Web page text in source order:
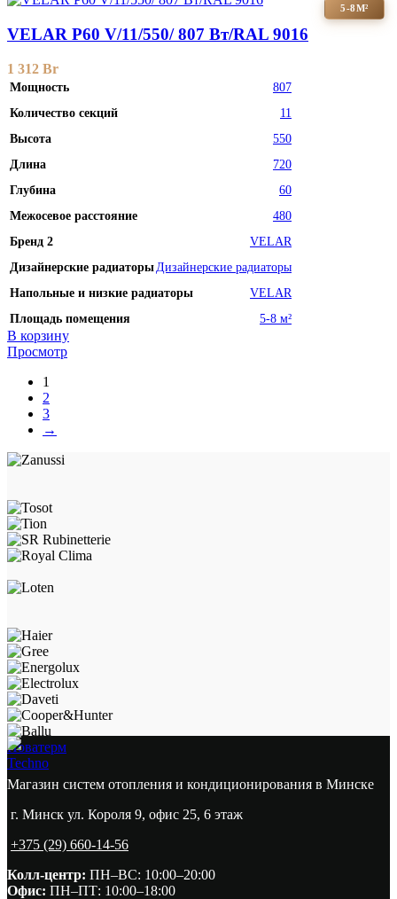
5-8М²
VELAR P60 V/11/550/ 807 Bт/RAL 9016
1 312 Br
Мощность
807
Количество секций
11
Высота
550
Длина
720
Глубина
60
Межосевое расстояние
480
Бренд 2
VELAR
Дизайнерские радиаторыДизайнерские радиаторы
Напольные и низкие радиаторы
VELAR
Площадь помещения
5-8 м²
В корзину
Просмотр
1
2
3
→
Новатерм
Techno
Магазин систем отопления и кондиционирования в Минске
г. Минск ул. Короля 9, офис 25, 6 этаж
+375 (29) 660-14-56
Колл-центр: ПН–ВС: 10:00–20:00​
Офис: ПН–ПТ: 10:00–18:00